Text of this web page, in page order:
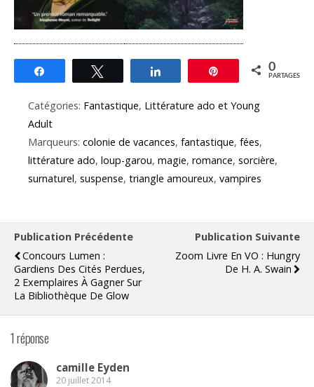
Épingle 0
PARTAGES
Catégories: Fantastique, Littérature ado et Young
Adult
Marqueurs: colonie de vacances, fantastique, fées,
littérature ado, loup-garou, magie, romance, sorcière,
surnaturel, suspense, triangle amoureux, vampires
Publication Précédente
Concours Lumen :
Gardiens Des Cités Perdues,
2 Exemplaires À Gagner Sur
La Bibliothèque De Glow
Publication Suivante
Zoom Livre En VO : Hungry
De H. A. Swain
1 réponse
camille Eyden
20 juillet 2014